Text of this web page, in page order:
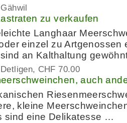
zu verkaufen
Langhaar
einzel zu Artgenossen
an Kalthaltung
CHF 70.00
auch
kleine
sind eine Delikatesse …